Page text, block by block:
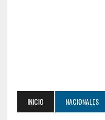
INICIO NACIONALES